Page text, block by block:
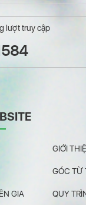
lượt truy cập
GIỚI
GÓC TỪ
GIA QUY